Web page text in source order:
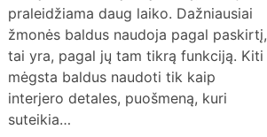
praleidžiama daug laiko. Dažniausiai
žmonės baldus naudoja pagal paskirtį,
tai yra, pagal jų tam tikrą funkciją. Kiti
mėgsta baldus naudoti tik kaip
interjero detales, puošmeną, kuri
suteikia…